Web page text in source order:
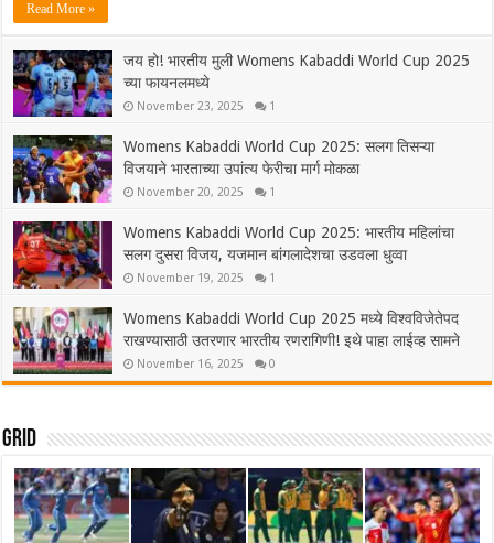
Read More »
जय हो! भारतीय मुली Womens Kabaddi World Cup 2025
च्या फायनलमध्ये
November 23, 2025 1
Womens Kabaddi World Cup 2025: सलग तिसऱ्या
विजयाने भारताच्या उपांत्य फेरीचा मार्ग मोकळा
November 20, 2025 1
Womens Kabaddi World Cup 2025: भारतीय महिलांचा
सलग दुसरा विजय, यजमान बांगलादेशचा उडवला धुव्वा
November 19, 2025 1
Womens Kabaddi World Cup 2025 मध्ये विश्वविजेतेपद
राखण्यासाठी उतरणार भारतीय रणरागिणी! इथे पाहा लाईव्ह सामने
November 16, 2025 0
Grid